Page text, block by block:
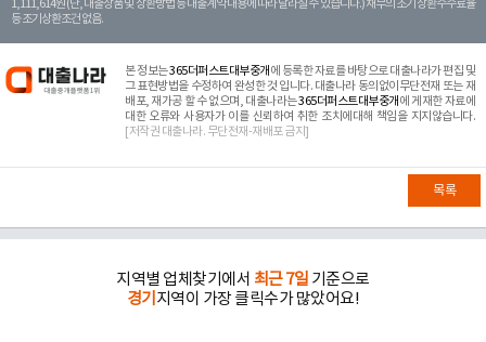
1,111,614원 (단, 대출상품 및 상환방법 등 대출계약 내용에 따라 달라질 수 있습니다.) 채무의 조기 상환수수료율
등 조기상환조건 없음.
본 정보는365더퍼스트대부중개 에 등록한 자료를 바탕으로 대출나라가 편집 및
그 표현방법을 수정하여 완성한 것 입니다. 대출나라 동의없이무단전재 또는 재
배포, 재가공 할 수 없으며, 대출나라는365더퍼스트대부중개 에 게재한 자료에
대한 오류와 사용자가 이를 신뢰하여 취한 조치에대해 책임을 지지않습니다.
[저작권 대출나라. 무단전재-재배포 금지]
목록
지역별 업체찾기에서 최근 7일 기준으로
경기 지역이 가장 클릭수가 많았어요!